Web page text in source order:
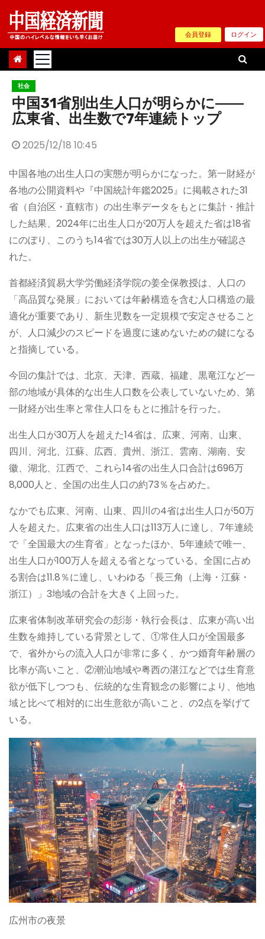
Skip
content
会員登録 ログイン
社会
中国31省別出生人口が明らかに――
広東省、出生数で7年連続トップ
2025/12/18 10:45
中国各地の出生人口の実態が明らかになった。第一財経が
各地の公開資料や『中国統計年鑑2025』に掲載された31
省（自治区・直轄市）の出生率データをもとに集計・推計
した結果、2024年に出生人口が20万人を超えた省は18省
にのぼり、このうち14省では30万人以上の出生が確認さ
れた。
首都経済貿易大学労働経済学院の姜全保教授は、人口の
「高品質な発展」においては年齢構造を含む人口構造の最
適化が重要であり、新生児数を一定規模で安定させること
が、人口減少のスピードを過度に速めないための鍵になる
と指摘している。
今回の集計では、北京、天津、西蔵、福建、黒竜江など一
部の地域が具体的な出生人口数を公表していないため、第
一財経が出生率と常住人口をもとに推計を行った。
出生人口が30万人を超えた14省は、広東、河南、山東、
四川、河北、江蘇、広西、貴州、浙江、雲南、湖南、安
徽、湖北、江西で、これら14省の出生人口合計は696万
8,000人と、全国の出生人口の約73％を占めた。
なかでも広東、河南、山東、四川の4省は出生人口が50万
人を超えた。広東省の出生人口は113万人に達し、7年連続
で「全国最大の生育省」となったほか、5年連続で唯一、
出生人口が100万人を超える省となっている。全国に占め
る割合は11.8％に達し、いわゆる「長三角（上海・江蘇・
浙江）」3地域の合計を大きく上回った。
広東省体制改革研究会の彭澎・執行会長は、広東が高い出
生数を維持している背景として、①常住人口が全国最多
で、省外からの流入人口が非常に多く、かつ婚育年齢層の
比率が高いこと、②潮汕地域や粤西の湛江などでは生育意
欲が低下しつつも、伝統的な生育観念の影響により、他地
域と比べて相対的に出生意欲が高いこと、の2点を挙げて
いる。
広州市の夜景